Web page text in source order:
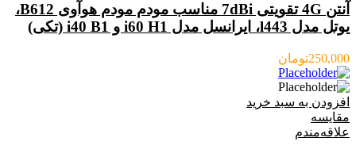
آنتن 4G تقویتی 7dBi مناسب مودم مودم هوآوی B612،
یوتل مدل l443، ایرانسل مدل i60 H1 و i40 B1 (تکی)
250,000تومان
افزودن به سبد خرید
مقایسه
علاقه‌مندم